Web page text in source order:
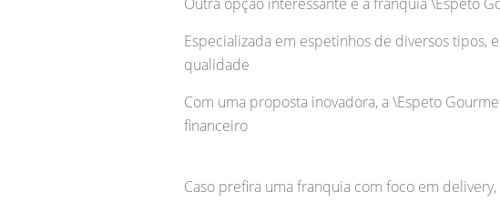
Especializada em espetinhos de diversos tipos,
qualidade
Com uma proposta inovadora, a \Espeto
financeiro
Caso prefira uma franquia com foco em